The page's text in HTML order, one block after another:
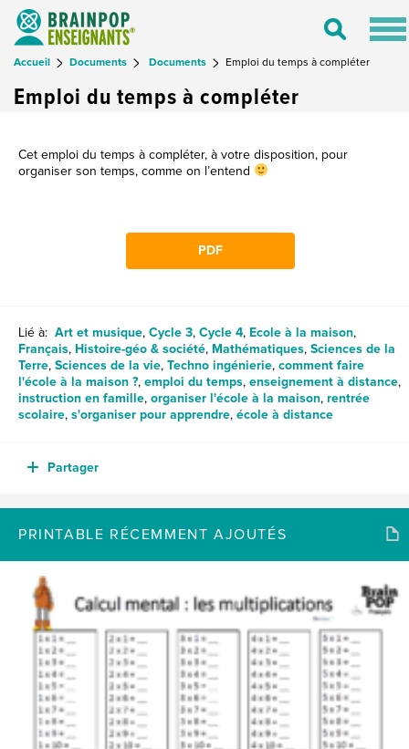
Toggle
Accueil Documents Documents Emploi du temps à compléter
Emploi du temps à compléter
Cet emploi du temps à compléter, à votre disposition, pour
organiser son temps, comme on l’entend
PDF
Lié à: Art et musique, Cycle 3, Cycle 4, Ecole à la maison,
Français, Histoire-géo & société, Mathématiques, Sciences de la
Terre, Sciences de la vie, Techno ingénierie, comment faire
l'école à la maison ?, emploi du temps, enseignement à distance,
instruction en famille, organiser l'école à la maison, rentrée
scolaire, s'organiser pour apprendre, école à distance
Partager
PRINTABLE RÉCEMMENT AJOUTÉS